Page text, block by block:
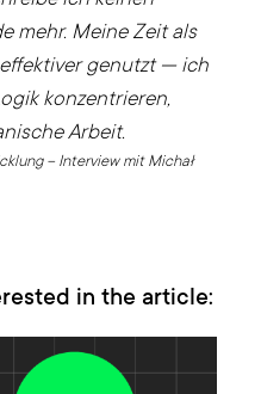
mehr. Meine Zeit als
genutzt — ich
konzentrieren,
Arbeit.
– Interview mit Michał
in the article: